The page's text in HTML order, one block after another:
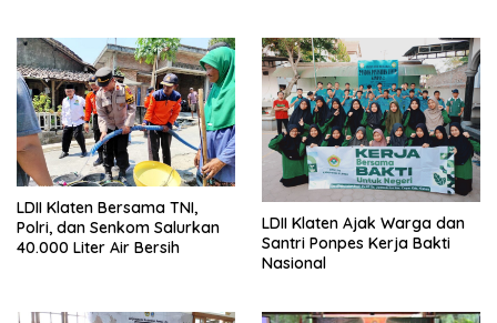
LDII Klaten Bersama TNI,
Polri, dan Senkom Salurkan
40.000 Liter Air Bersih
LDII Klaten Ajak Warga dan
Santri Ponpes Kerja Bakti
Nasional